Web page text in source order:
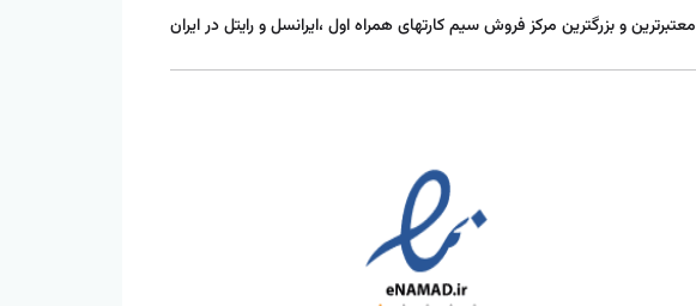
معتبرترین و بزرگترین مرکز فروش سیم کارتهای همراه اول ،ایرانسل و رایتل در ایران